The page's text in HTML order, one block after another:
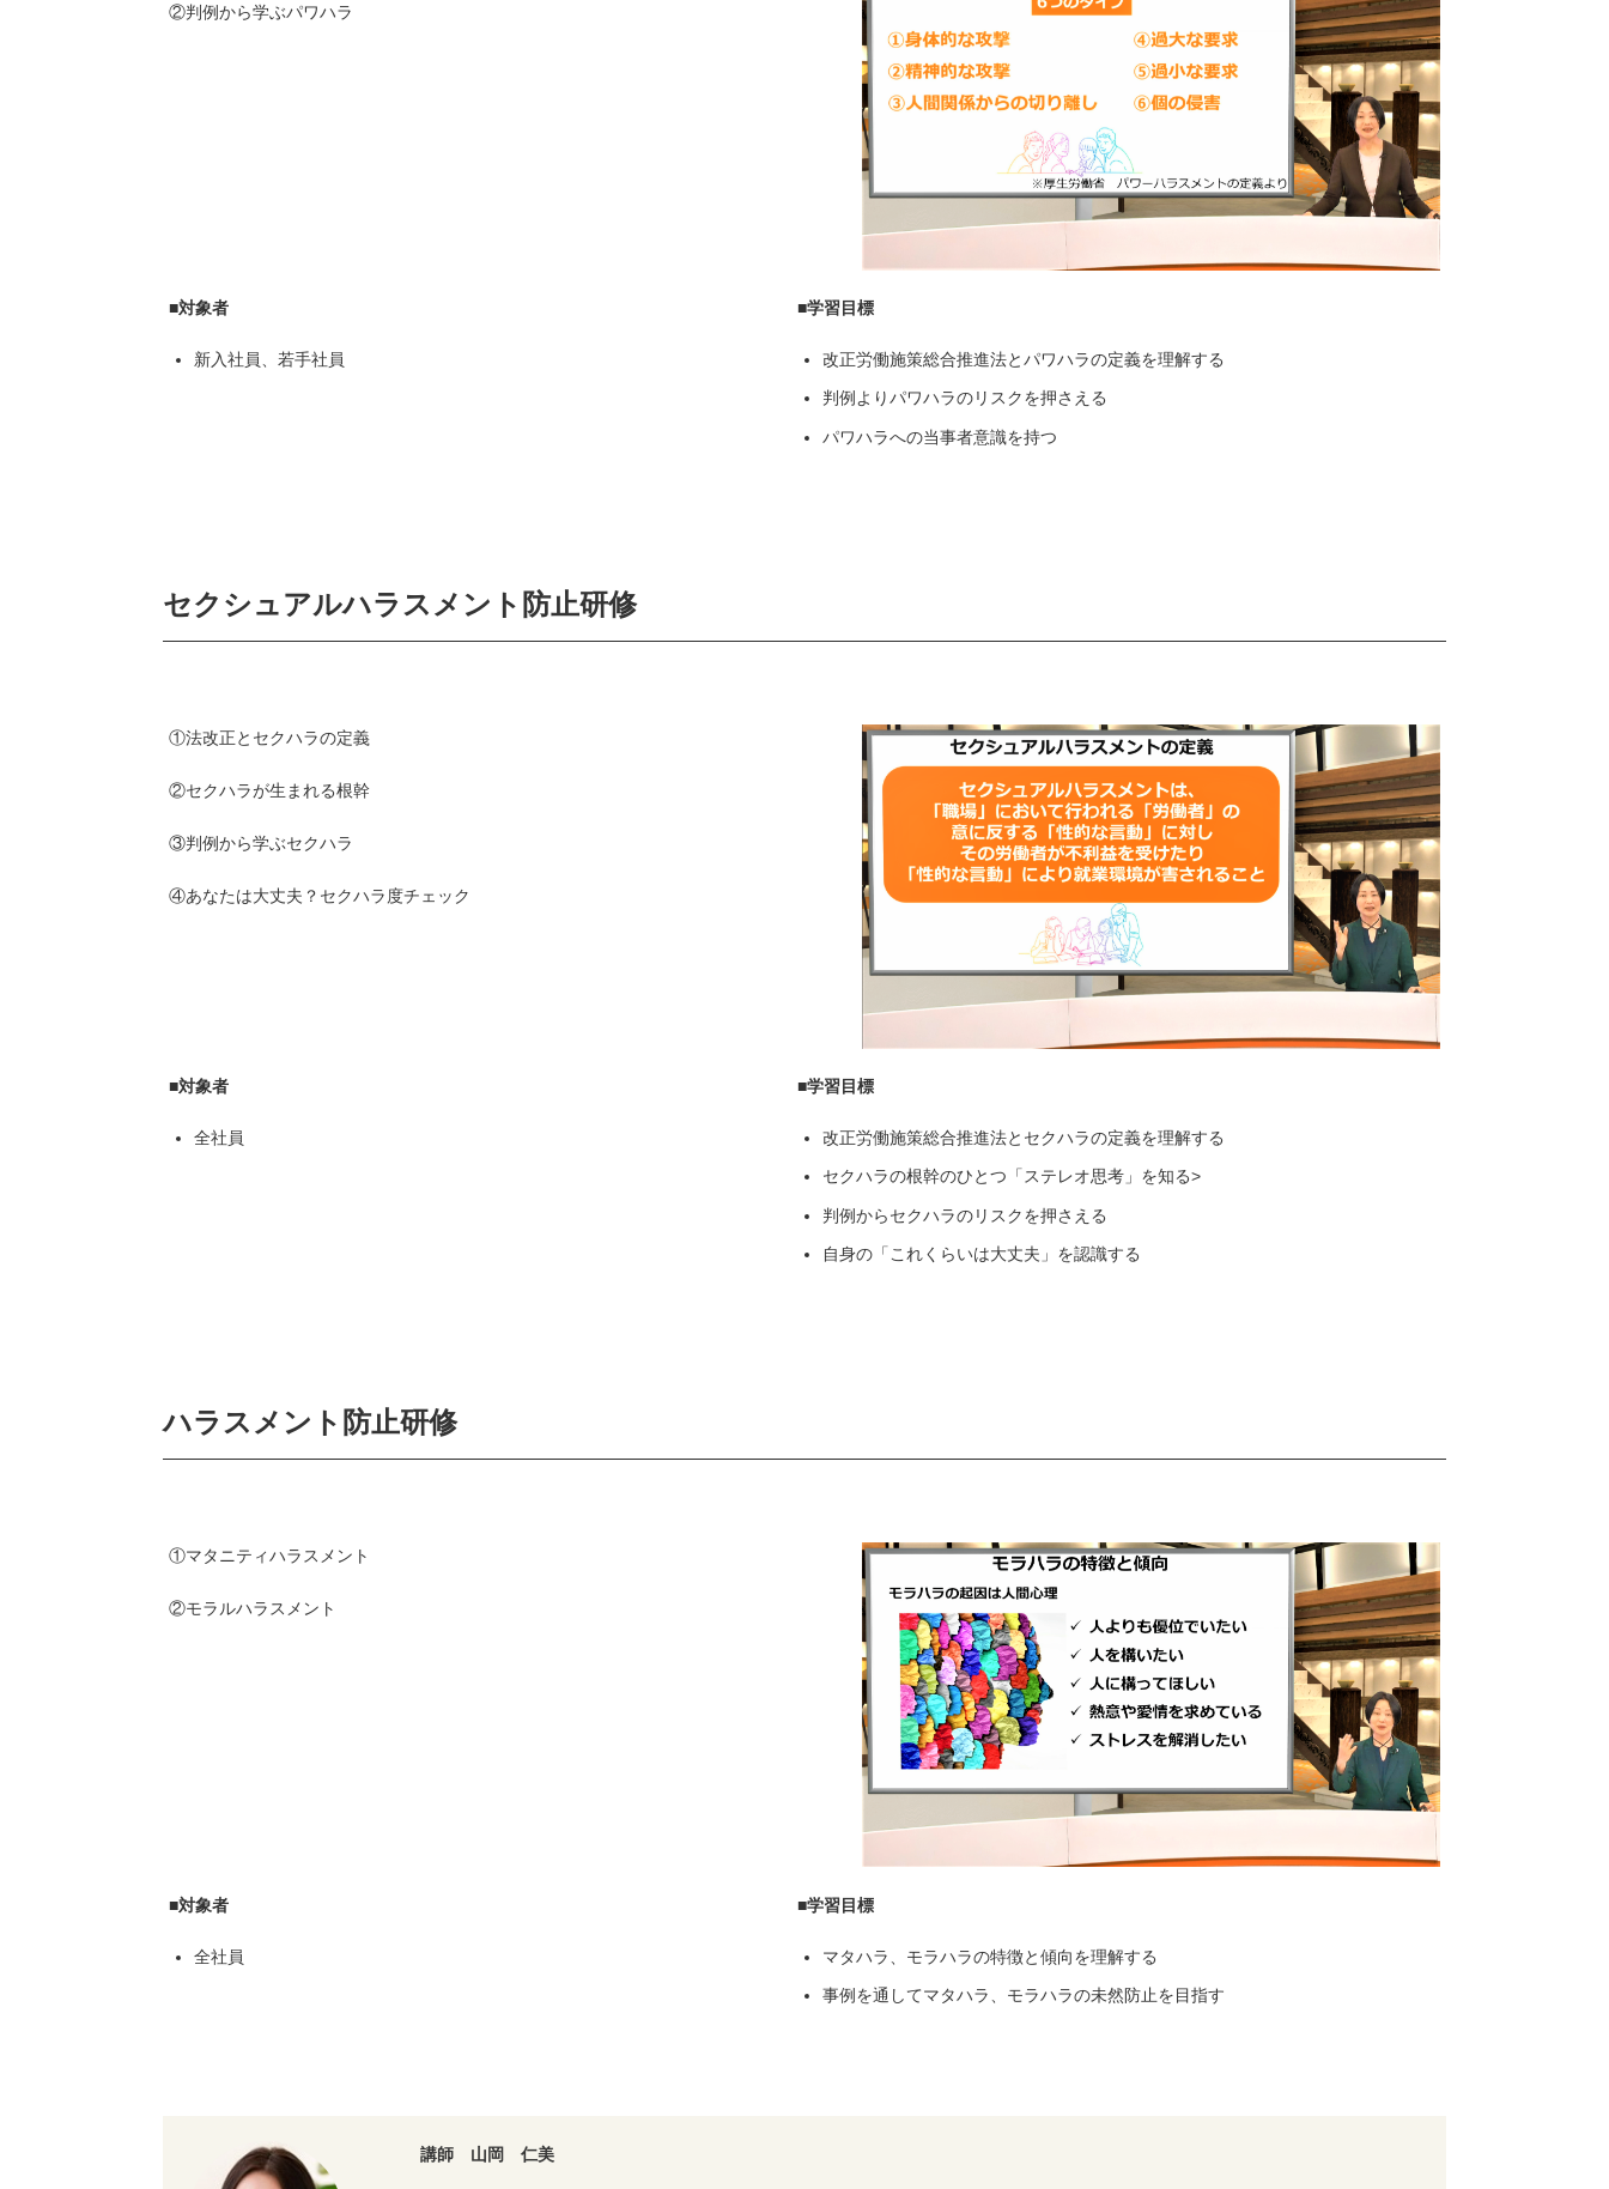
②判例から学ぶパワハラ
■対象者
新入社員、若手社員
■学習目標
改正労働施策総合推進法とパワハラの定義を理解する
判例よりパワハラのリスクを押さえる
パワハラへの当事者意識を持つ
セクシュアルハラスメント防止研修
①法改正とセクハラの定義
②セクハラが生まれる根幹
③判例から学ぶセクハラ
④あなたは大丈夫？セクハラ度チェック
■対象者
全社員
■学習目標
改正労働施策総合推進法とセクハラの定義を理解する
セクハラの根幹のひとつ「ステレオ思考」を知る>
判例からセクハラのリスクを押さえる
自身の「これくらいは大丈夫」を認識する
ハラスメント防止研修
①マタニティハラスメント
②モラルハラスメント
■対象者
全社員
■学習目標
マタハラ、モラハラの特徴と傾向を理解する
事例を通してマタハラ、モラハラの未然防止を目指す
講師 山岡 仁美